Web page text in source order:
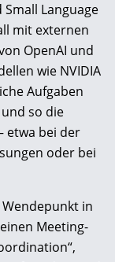
Small Language
mit externen
OpenAI und
wie NVIDIA
Aufgaben
so die
etwa bei der
oder bei
in
Meeting-